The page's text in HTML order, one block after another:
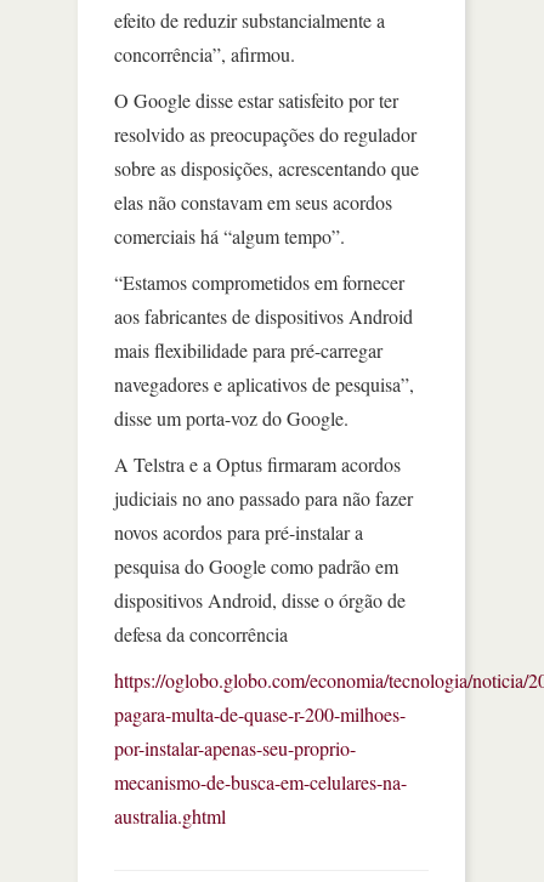
efeito de reduzir substancialmente a
concorrência”, afirmou.
O Google disse estar satisfeito por ter
resolvido as preocupações do regulador
sobre as disposições, acrescentando que
elas não constavam em seus acordos
comerciais há “algum tempo”.
“Estamos comprometidos em fornecer
aos fabricantes de dispositivos Android
mais flexibilidade para pré-carregar
navegadores e aplicativos de pesquisa”,
disse um porta-voz do Google.
A Telstra e a Optus firmaram acordos
judiciais no ano passado para não fazer
novos acordos para pré-instalar a
pesquisa do Google como padrão em
dispositivos Android, disse o órgão de
defesa da concorrência
https://oglobo.globo.com/economia/tecnologia/noticia/
pagara-multa-de-quase-r-200-milhoes-
por-instalar-apenas-seu-proprio-
mecanismo-de-busca-em-celulares-na-
australia.ghtml